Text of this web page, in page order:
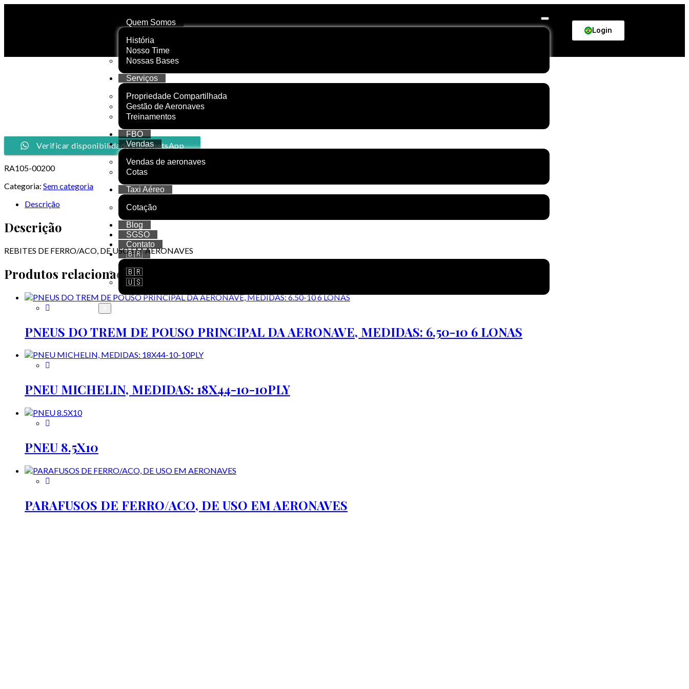
Quem Somos
História
Nosso Time
Nossas Bases
Serviços
Propriedade Compartilhada
Gestão de Aeronaves
Treinamentos
FBO
Vendas
Vendas de aeronaves
Cotas
Taxi Aéreo
Cotação
Blog
SGSO
Contato
🇧🇷
🇧🇷
🇺🇸
Login
Verificar disponibilidade via WhatsApp
RA105-00200
Categoria: Sem categoria
Descrição
Descrição
REBITES DE FERRO/ACO, DE USO EM AERONAVES
Produtos relacionados
PNEUS DO TREM DE POUSO PRINCIPAL DA AERONAVE, MEDIDAS: 6.50-10 6 LONAS
PNEU MICHELIN, MEDIDAS: 18X44-10-10PLY
PNEU 8.5X10
PARAFUSOS DE FERRO/ACO, DE USO EM AERONAVES